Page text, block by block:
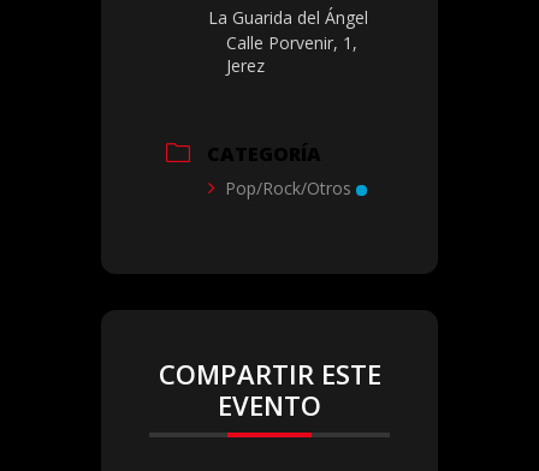
La Guarida del Ángel
Calle Porvenir, 1,
Jerez
CATEGORÍA
Pop/Rock/Otros
COMPARTIR ESTE
EVENTO